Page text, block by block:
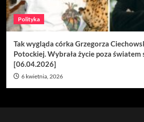
Polityka
Tak wygląda córka Grzegorza
Potockiej. Wybrała życie poza
[06.04.2026]
6 kwietnia, 2026